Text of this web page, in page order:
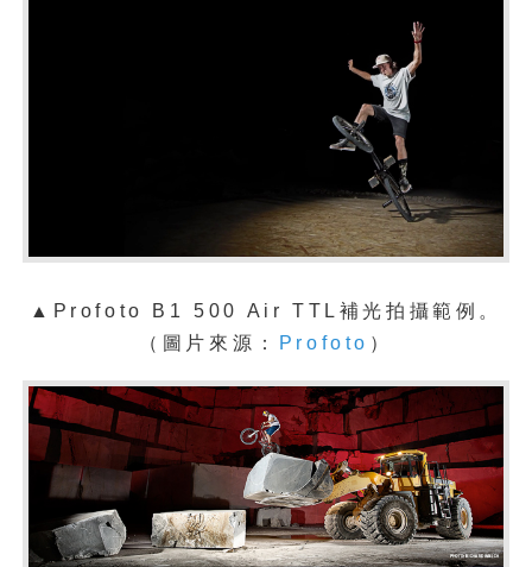
▲ Profoto B1 500 Air TTL補光拍攝範例。
（圖片來源：
Profoto ）